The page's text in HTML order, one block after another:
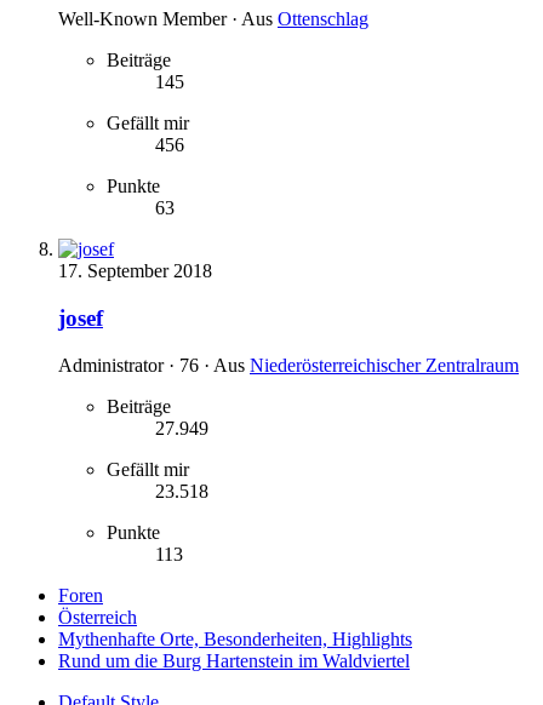
Well-Known Member · Aus Ottenschlag
Beiträge
145
Gefällt mir
456
Punkte
63
17. September 2018
josef
Administrator · 76 · Aus Niederösterreichischer Zentralraum
Beiträge
27.949
Gefällt mir
23.518
Punkte
113
Foren
Österreich
Mythenhafte Orte, Besonderheiten, Highlights
Rund um die Burg Hartenstein im Waldviertel